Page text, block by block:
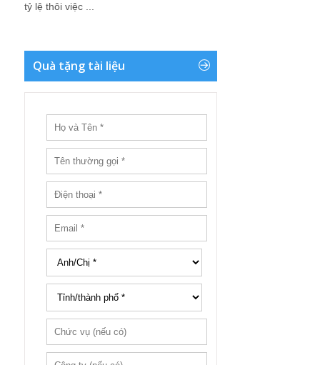
tỷ lệ thôi việc ...
Quà tặng tài liệu